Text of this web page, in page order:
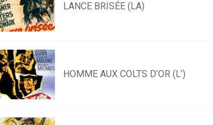
LANCE BRISÉE (LA)
HOMME AUX COLTS D’OR (L’)